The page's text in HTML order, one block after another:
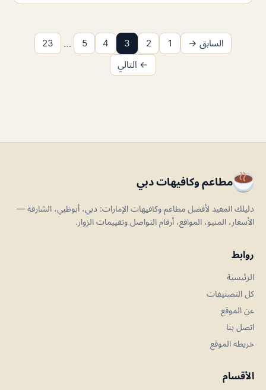
السابق → 1
2
3
4
5
…
23
← التالي
مطاعم وكافيهات دبي
دليلك المفيد لأفضل مطاعم وكافيهات الإمارات: دبي، أبوظبي، الشارقة —
الأسعار، المنيو، المواقع، أرقام التواصل وتقييمات الزوار.
روابط
الرئيسية
كل التصنيفات
عن الموقع
اتصل بنا
خريطة الموقع
الأقسام